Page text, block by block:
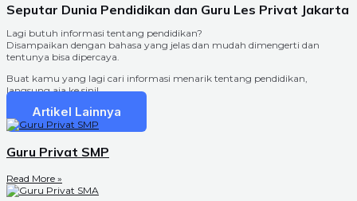
Seputar Dunia Pendidikan dan Guru Les Privat Jakarta
Lagi butuh informasi tentang pendidikan?
Disampaikan dengan bahasa yang jelas dan mudah dimengerti dan
tentunya bisa dipercaya.
Buat kamu yang lagi cari informasi menarik tentang pendidikan,
langsung aja ke sini!
Artikel Lainnya
Guru Privat SMP
Read More »